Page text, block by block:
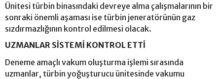
Ünitesi türbin binasındaki devreye alma çalışmalarının bir
sonraki önemli aşaması ise türbin jeneratörünün gaz
sızdırmazlığının kontrol edilmesi olacak.
UZMANLAR SİSTEMİ KONTROL ETTİ
Deneme amaçlı vakum oluşturma işlemi sırasında
uzmanlar, türbin yoğuşturucu ünitesinde vakumu